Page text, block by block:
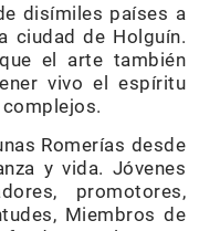
disímiles países a
ciudad de Holguín.
el arte también
vivo el espíritu
Romerías desde
y vida. Jóvenes
promotores,
Miembros de